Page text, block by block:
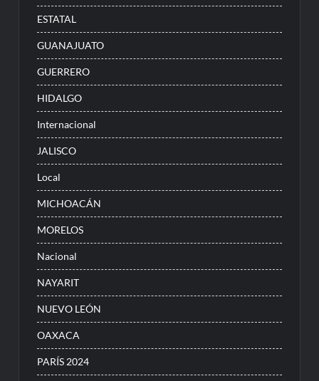
ESTATAL
GUANAJUATO
GUERRERO
HIDALGO
Internacional
JALISCO
Local
MICHOACÁN
MORELOS
Nacional
NAYARIT
NUEVO LEÓN
OAXACA
PARÍS 2024